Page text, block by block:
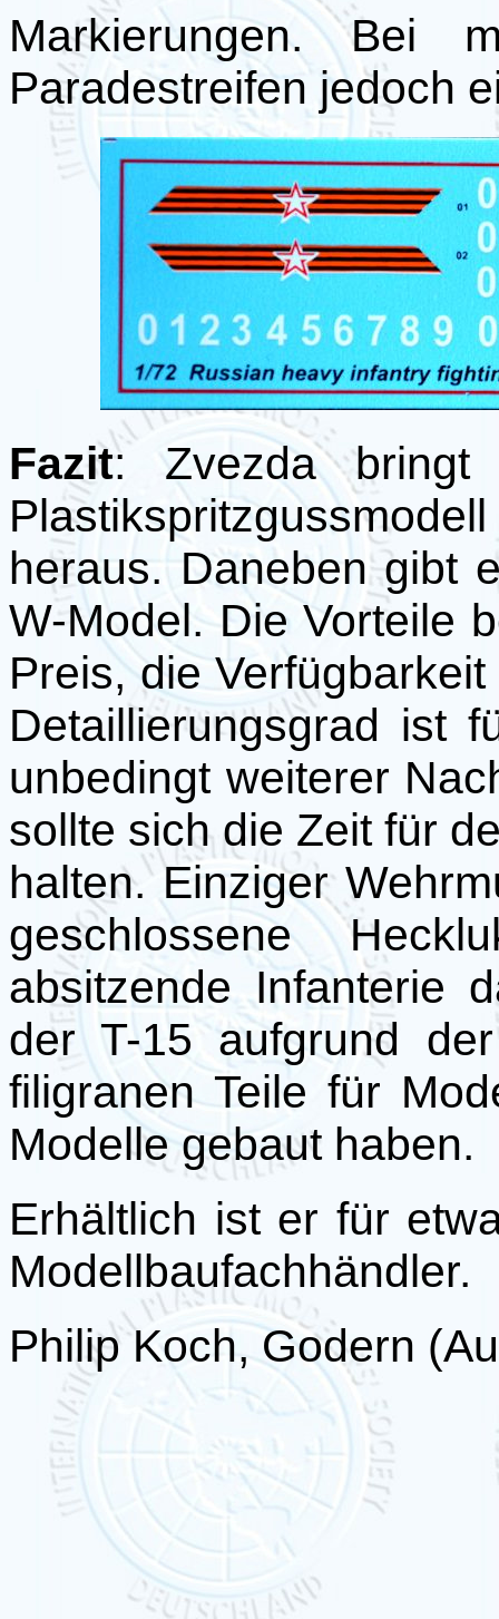
Markierungen. Bei
Paradestreifen jedoch
Fazit: Zvezda
heraus. Daneben gibt
W-Model. Die Vorteile
Preis, die
Detaillierungsgrad ist
unbedingt weiterer
sollte sich die Zeit für
halten. Einziger
geschlossene
absitzende Infanterie
der T-15 aufgrund
filigranen Teile für
Modelle gebaut haben.
Erhältlich ist er für
Modellbaufachhändler.
Philip Koch, Godern